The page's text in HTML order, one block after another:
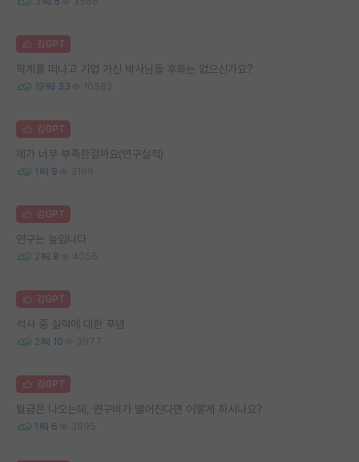
김GPT
학계를 떠나고 기업 가신 박사님들 후회는 없으신가요?
19 33 10582
김GPT
제가 너무 부족한걸까요(연구실적)
1 9 3169
김GPT
연구는 늪입니다
2 8 4056
김GPT
석사 중 실력에 대한 푸념
2 10 3977
김GPT
월급은 나오는데, 연구비가 떨어진다면 어떻게 하시나요?
1 6 3895